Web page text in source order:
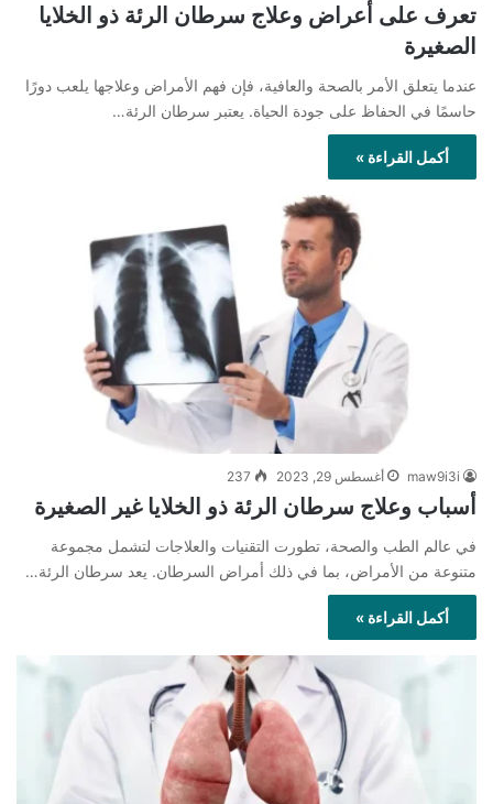
تعرف على أعراض وعلاج سرطان الرئة ذو الخلايا
الصغيرة
عندما يتعلق الأمر بالصحة والعافية، فإن فهم الأمراض وعلاجها يلعب دورًا
حاسمًا في الحفاظ على جودة الحياة. يعتبر سرطان الرئة…
أكمل القراءة »
maw9i3i أغسطس 29, 2023 237
أسباب وعلاج سرطان الرئة ذو الخلايا غير الصغيرة
في عالم الطب والصحة، تطورت التقنيات والعلاجات لتشمل مجموعة
متنوعة من الأمراض، بما في ذلك أمراض السرطان. يعد سرطان الرئة…
أكمل القراءة »